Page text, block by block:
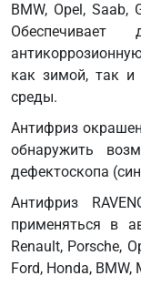
GM
1825M
GM
1899M
GM
QL130100
MAN
324
NF
MB
325.0
MB
BMW, Opel,
как зимой, так
среды.
Антифриз
обнаружить
дефектоскопа
Антифриз
применяться в
Renault, Porsche,
Ford, Honda, BMW,